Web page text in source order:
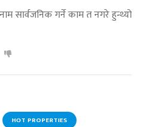
सार्वजनिक गर्ने काम त नगरे हुन्थ्यो
HOT PROPERTIES